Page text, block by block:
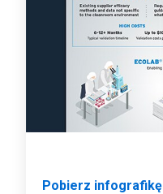
Pobierz infografikę